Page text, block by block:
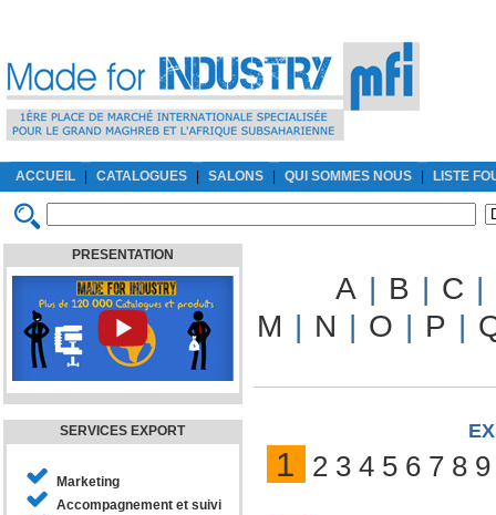
ACCUEIL CATALOGUES SALONS QUI SOMMES NOUS LISTE
PRESENTATION
SERVICES EXPORT
Marketing
Accompagnement et suivi
A | B | C |
M | N | O | P |
1 2 3 4 5 6 7 8 9